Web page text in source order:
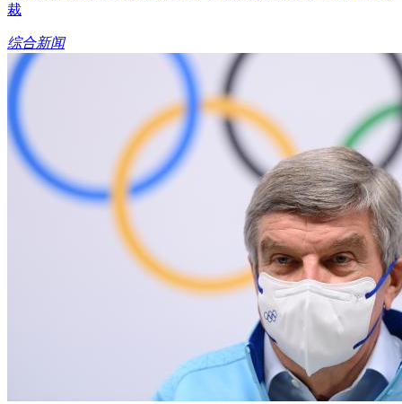
裁
综合新闻